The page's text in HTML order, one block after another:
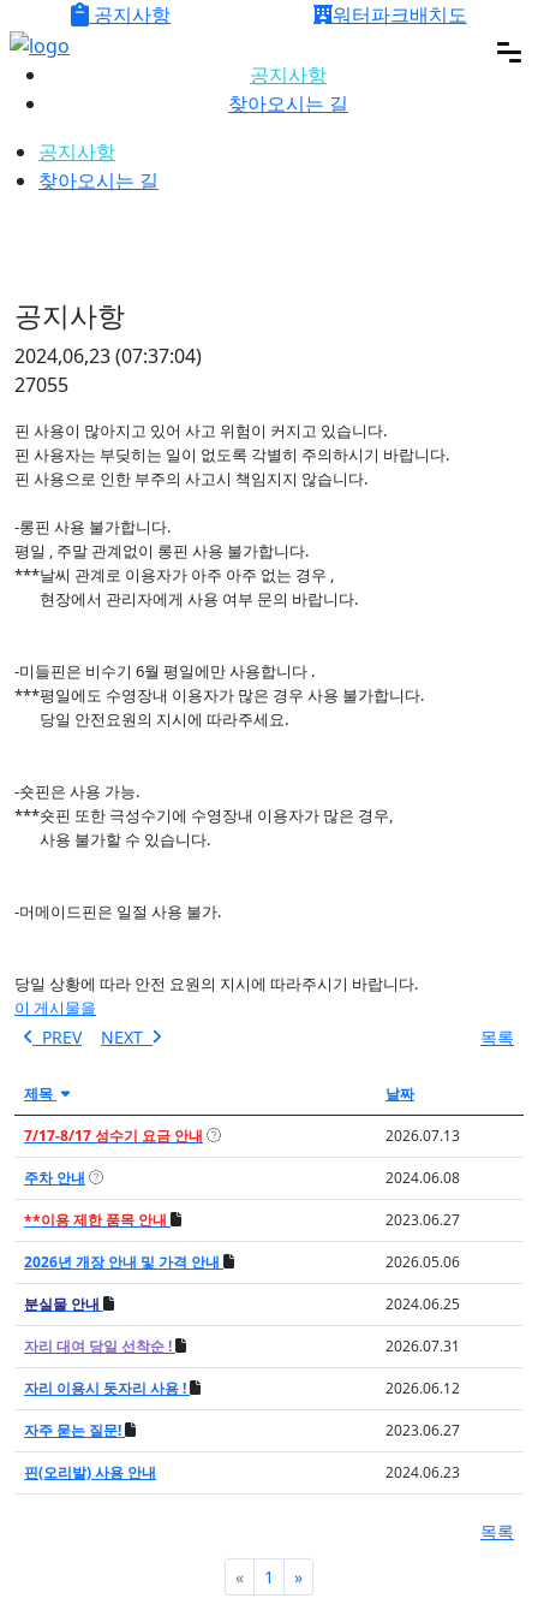
공지사항
워터파크배치도
메뉴 건너뛰기
공지사항
찾아오시는 길
공지사항
찾아오시는 길
공지사항
2024,06,23(07:37:04)
27055
핀 사용이 많아지고 있어 사고 위험이 커지고 있습니다.
핀 사용자는 부딪히는 일이 없도록 각별히 주의하시기 바랍니다.
핀 사용으로 인한 부주의 사고시 책임지지 않습니다.
-롱핀 사용 불가합니다.
평일 , 주말 관계없이 롱핀 사용 불가합니다.
***날씨 관계로 이용자가 아주 아주 없는 경우 ,
현장에서 관리자에게 사용 여부 문의 바랍니다.
-미들핀은 비수기 6월 평일에만 사용합니다 .
***평일에도 수영장내 이용자가 많은 경우 사용 불가합니다.
당일 안전요원의 지시에 따라주세요.
-숏핀은 사용 가능.
***숏핀 또한 극성수기에 수영장내 이용자가 많은 경우,
사용 불가할 수 있습니다.
-머메이드핀은 일절 사용 불가.
당일 상황에 따라 안전 요원의 지시에 따라주시기 바랍니다.
이 게시물을
PREV NEXT 목록
제목 날짜
7/17-8/17 성수기 요금 안내 2026.07.13
주차 안내 2024.06.08
**이용 제한 품목 안내 2023.06.27
2026년 개장 안내 및 가격 안내 2026.05.06
분실물 안내 2024.06.25
자리 대여 당일 선착순 ! 2026.07.31
자리 이용시 돗자리 사용 ! 2026.06.12
자주 묻는 질문! 2023.06.27
핀(오리발) 사용 안내 2024.06.23
목록
« Previous
1 »Next